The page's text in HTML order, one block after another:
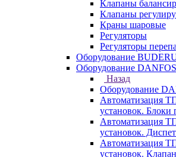
Клапаны
Клапаны
Краны шаровые
Регуляторы
Регуляторы
Оборудование
Оборудование
Назад
Оборудование
Автоматизация
установок. Блоки
Автоматизация
установок.
Автоматизация
установок.